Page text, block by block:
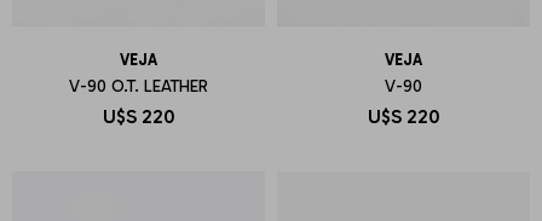
VEJA
V-90 O.T. LEATHER
U$S 220
VEJA
V-90
U$S 220